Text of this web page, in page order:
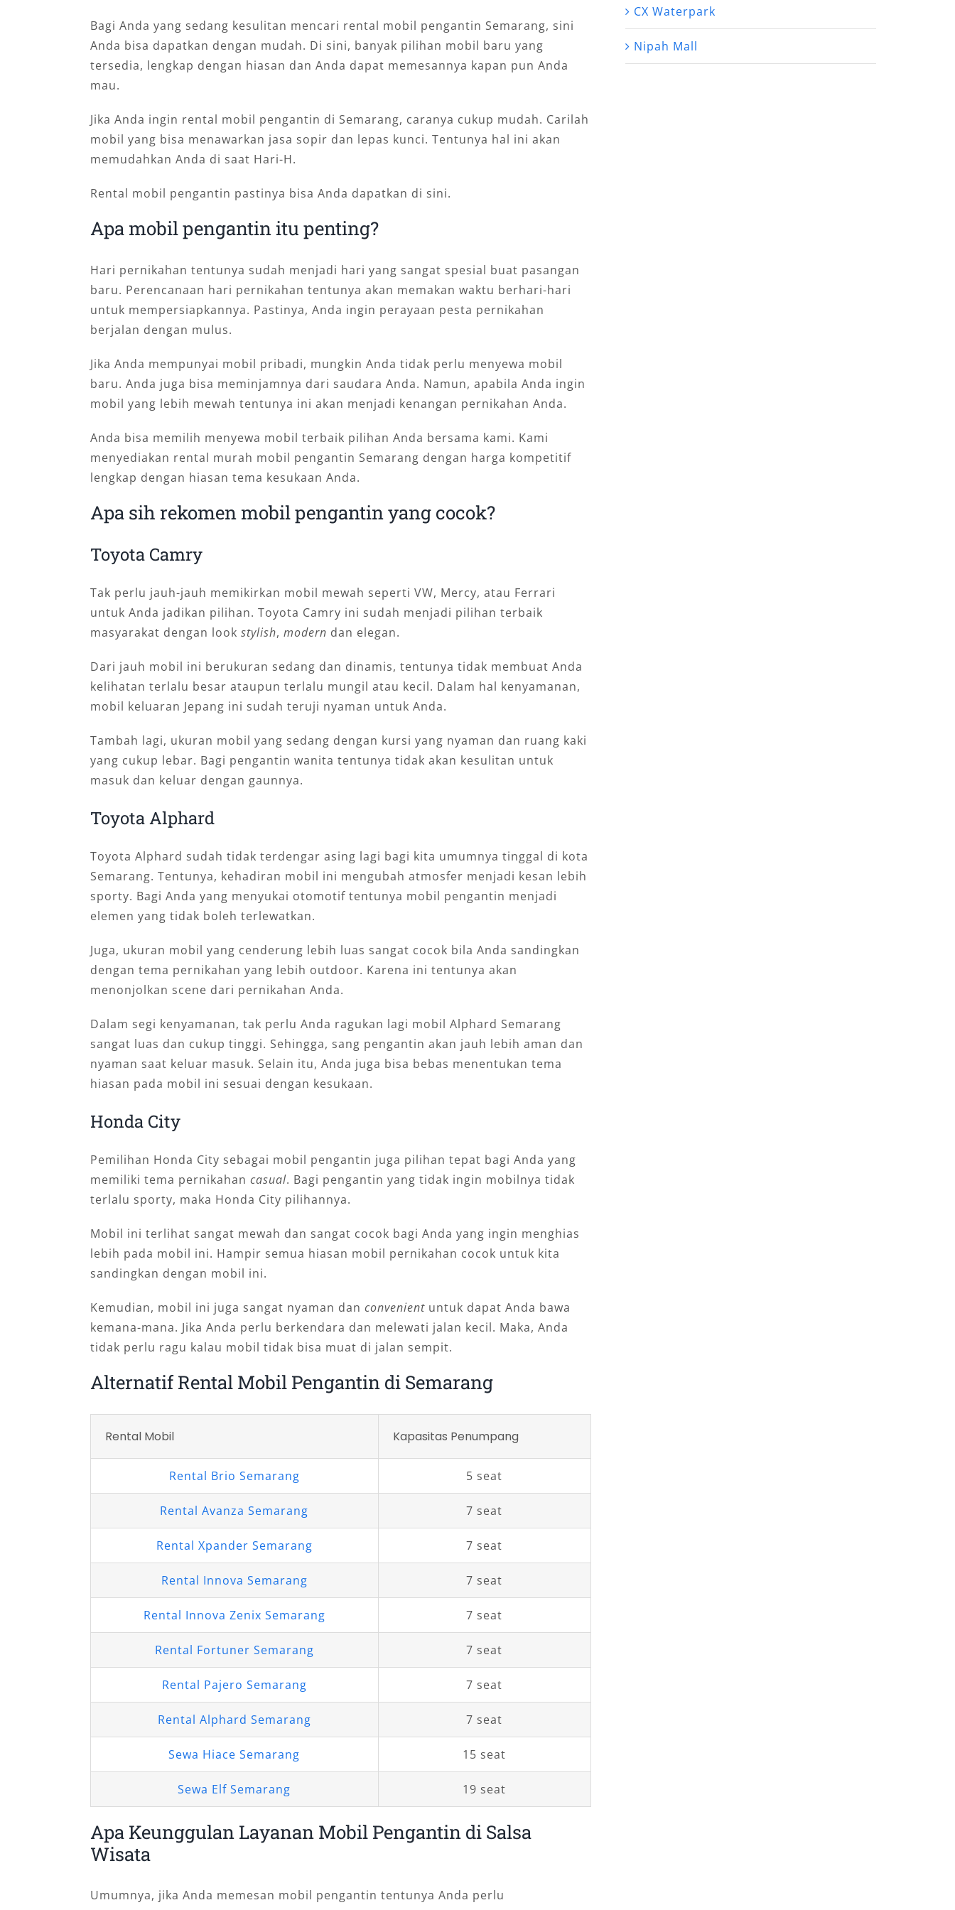
Bagi Anda yang sedang kesulitan mencari rental mobil pengantin Semarang, sini
Anda bisa dapatkan dengan mudah. Di sini, banyak pilihan mobil baru yang
tersedia, lengkap dengan hiasan dan Anda dapat memesannya kapan pun Anda
mau.
Jika Anda ingin rental mobil pengantin di Semarang, caranya cukup mudah. Carilah
mobil yang bisa menawarkan jasa sopir dan lepas kunci. Tentunya hal ini akan
memudahkan Anda di saat Hari-H.
Rental mobil pengantin pastinya bisa Anda dapatkan di sini.
Apa mobil pengantin itu penting?
Hari pernikahan tentunya sudah menjadi hari yang sangat spesial buat pasangan
baru. Perencanaan hari pernikahan tentunya akan memakan waktu berhari-hari
untuk mempersiapkannya. Pastinya, Anda ingin perayaan pesta pernikahan
berjalan dengan mulus.
Jika Anda mempunyai mobil pribadi, mungkin Anda tidak perlu menyewa mobil
baru. Anda juga bisa meminjamnya dari saudara Anda. Namun, apabila Anda ingin
mobil yang lebih mewah tentunya ini akan menjadi kenangan pernikahan Anda.
Anda bisa memilih menyewa mobil terbaik pilihan Anda bersama kami. Kami
menyediakan rental murah mobil pengantin Semarang dengan harga kompetitif
lengkap dengan hiasan tema kesukaan Anda.
Apa sih rekomen mobil pengantin yang cocok?
Toyota Camry
Tak perlu jauh-jauh memikirkan mobil mewah seperti VW, Mercy, atau Ferrari
untuk Anda jadikan pilihan. Toyota Camry ini sudah menjadi pilihan terbaik
masyarakat dengan look stylish, modern dan elegan.
Dari jauh mobil ini berukuran sedang dan dinamis, tentunya tidak membuat Anda
kelihatan terlalu besar ataupun terlalu mungil atau kecil. Dalam hal kenyamanan,
mobil keluaran Jepang ini sudah teruji nyaman untuk Anda.
Tambah lagi, ukuran mobil yang sedang dengan kursi yang nyaman dan ruang kaki
yang cukup lebar. Bagi pengantin wanita tentunya tidak akan kesulitan untuk
masuk dan keluar dengan gaunnya.
Toyota Alphard
Toyota Alphard sudah tidak terdengar asing lagi bagi kita umumnya tinggal di kota
Semarang. Tentunya, kehadiran mobil ini mengubah atmosfer menjadi kesan lebih
sporty. Bagi Anda yang menyukai otomotif tentunya mobil pengantin menjadi
elemen yang tidak boleh terlewatkan.
Juga, ukuran mobil yang cenderung lebih luas sangat cocok bila Anda sandingkan
dengan tema pernikahan yang lebih outdoor. Karena ini tentunya akan
menonjolkan scene dari pernikahan Anda.
Dalam segi kenyamanan, tak perlu Anda ragukan lagi mobil Alphard Semarang
sangat luas dan cukup tinggi. Sehingga, sang pengantin akan jauh lebih aman dan
nyaman saat keluar masuk. Selain itu, Anda juga bisa bebas menentukan tema
hiasan pada mobil ini sesuai dengan kesukaan.
Honda City
Pemilihan Honda City sebagai mobil pengantin juga pilihan tepat bagi Anda yang
memiliki tema pernikahan casual. Bagi pengantin yang tidak ingin mobilnya tidak
terlalu sporty, maka Honda City pilihannya.
Mobil ini terlihat sangat mewah dan sangat cocok bagi Anda yang ingin menghias
lebih pada mobil ini. Hampir semua hiasan mobil pernikahan cocok untuk kita
sandingkan dengan mobil ini.
Kemudian, mobil ini juga sangat nyaman dan convenientuntuk dapat Anda bawa
kemana-mana. Jika Anda perlu berkendara dan melewati jalan kecil. Maka, Anda
tidak perlu ragu kalau mobil tidak bisa muat di jalan sempit.
Alternatif Rental Mobil Pengantin di Semarang
Rental Mobil Kapasitas Penumpang
Rental Brio Semarang 5 seat
Rental Avanza Semarang 7 seat
Rental Xpander Semarang 7 seat
Rental Innova Semarang 7 seat
Rental Innova Zenix Semarang 7 seat
Rental Fortuner Semarang 7 seat
Rental Pajero Semarang 7 seat
Rental Alphard Semarang 7 seat
Sewa Hiace Semarang 15 seat
Sewa Elf Semarang 19 seat
Apa Keunggulan Layanan Mobil Pengantin di Salsa
Wisata
Umumnya, jika Anda memesan mobil pengantin tentunya Anda perlu
CX Waterpark
Nipah Mall